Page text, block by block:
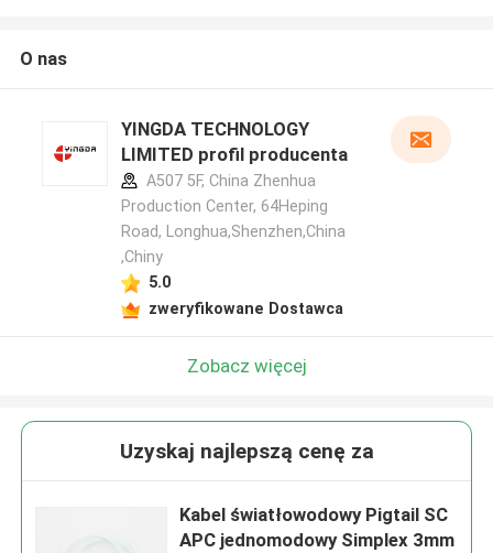
O nas
YINGDA TECHNOLOGY
LIMITED profil producenta
A507 5F, China Zhenhua
Production Center, 64Heping
Road, Longhua,Shenzhen,China
,Chiny
5.0
zweryfikowane Dostawca
Zobacz więcej
Uzyskaj najlepszą cenę za
Kabel światłowodowy Pigtail SC
APC jednomodowy Simplex 3mm